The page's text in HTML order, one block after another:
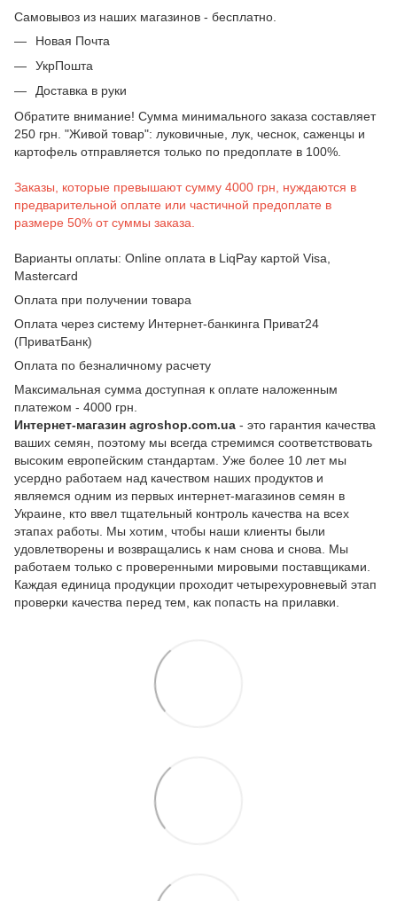
Самовывоз из наших магазинов - бесплатно.
Новая Почта
УкрПошта
Доставка в руки
Обратите внимание! Сумма минимального заказа составляет
250 грн. "Живой товар": луковичные, лук, чеснок, саженцы и
картофель отправляется только по предоплате в 100%.
Заказы, которые превышают сумму 4000 грн, нуждаются в
предварительной оплате или частичной предоплате в
размере 50% от суммы заказа.
Варианты оплаты: Online оплата в LiqPay картой Visa,
Mastercard
Оплата при получении товара
Оплата через систему Интернет-банкинга Приват24
(ПриватБанк)
Оплата по безналичному расчету
Максимальная сумма доступная к оплате наложенным
платежом - 4000 грн.
Интернет-магазин agroshop.com.ua - это гарантия качества
ваших семян, поэтому мы всегда стремимся соответствовать
высоким европейским стандартам. Уже более 10 лет мы
усердно работаем над качеством наших продуктов и
являемся одним из первых интернет-магазинов семян в
Украине, кто ввел тщательный контроль качества на всех
этапах работы. Мы хотим, чтобы наши клиенты были
удовлетворены и возвращались к нам снова и снова. Мы
работаем только с проверенными мировыми поставщиками.
Каждая единица продукции проходит четырехуровневый этап
проверки качества перед тем, как попасть на прилавки.